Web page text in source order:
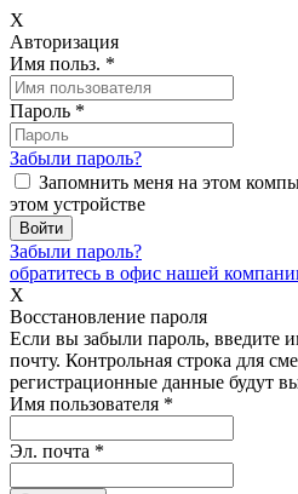
X
Авторизация
Имя польз. *
Пароль *
Забыли пароль?
Запомнить меня на этом
этом устройстве
Забыли пароль?
обратитесь в офис нашей
X
Восстановление пароля
Если вы забыли пароль, введите
почту. Контрольная строка для
регистрационные данные будут
Имя пользователя *
Эл. почта *